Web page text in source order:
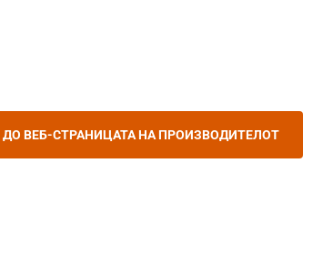
ВЕБ-СТРАНИЦАТА НА ПРОИЗВОДИТЕЛОТ